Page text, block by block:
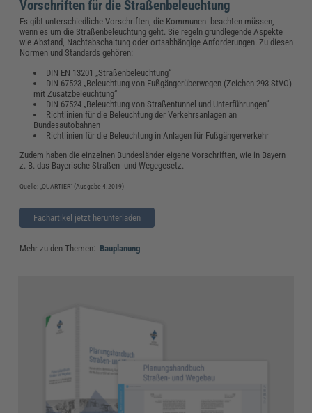
Vorschriften für die Straßenbeleuchtung
Es gibt unterschiedliche Vorschriften, die Kommunen beachten müssen,
wenn es um die Straßenbeleuchtung geht. Sie regeln grundlegende Aspekte
wie Abstand, Nachtabschaltung oder ortsabhängige Anforderungen. Zu diesen
Normen und Standards gehören:
DIN EN 13201 „Straßenbeleuchtung“
DIN 67523 „Beleuchtung von Fußgängerüberwegen (Zeichen 293 StVO)
mit Zusatzbeleuchtung“
DIN 67524 „Beleuchtung von Straßentunnel und Unterführungen“
Richtlinien für die Beleuchtung der Verkehrsanlagen an
Bundesautobahnen
Richtlinien für die Beleuchtung in Anlagen für Fußgängerverkehr
Zudem haben die einzelnen Bundesländer eigene Vorschriften, wie in Bayern
z. B. das Bayerische Straßen- und Wegegesetz.
Quelle: „QUARTIER“ (Ausgabe 4.2019)
Fachartikel jetzt herunterladen
Mehr zu den Themen: Bauplanung